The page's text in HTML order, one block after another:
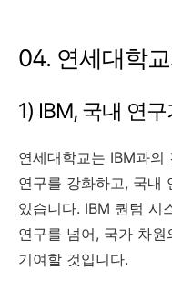
04. 연세대학
1) IBM, 국내 연
연세대학교는 IBM과의
연구를 강화하고, 국내
있습니다. IBM 퀀텀 시
연구를 넘어, 국가 차
기여할 것입니다.